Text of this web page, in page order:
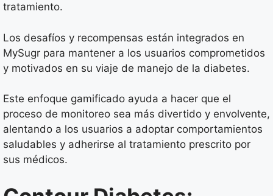
tratamiento.
Los desafíos y recompensas están integrados en
MySugr para mantener a los usuarios comprometidos
y motivados en su viaje de manejo de la diabetes.
Este enfoque gamificado ayuda a hacer que el
proceso de monitoreo sea más divertido y envolvente,
alentando a los usuarios a adoptar comportamientos
saludables y adherirse al tratamiento prescrito por
sus médicos.